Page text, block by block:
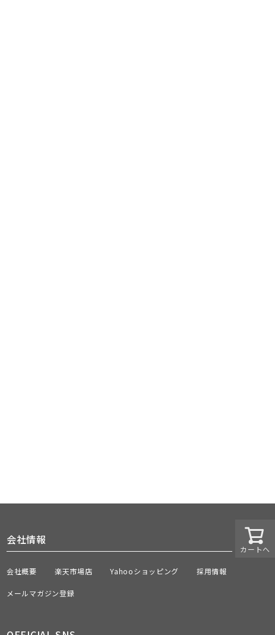
カートへ
会社情報
会社概要 楽天市場店 Yahooショッピング 採用情報
メールマガジン登録